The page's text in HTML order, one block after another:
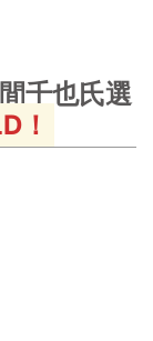
千也氏選
！